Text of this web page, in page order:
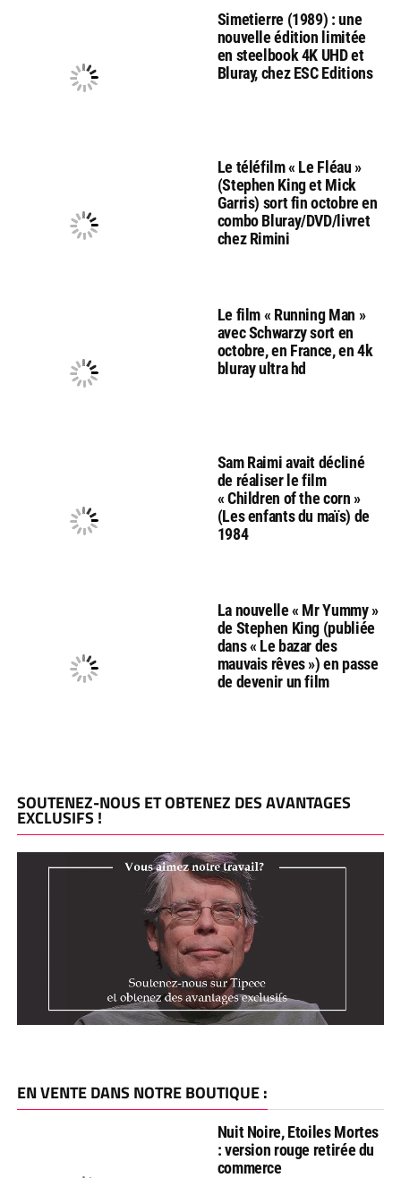
Simetierre (1989) : une
nouvelle édition limitée
en steelbook 4K UHD et
Bluray, chez ESC Editions
Le téléfilm « Le Fléau »
(Stephen King et Mick
Garris) sort fin octobre en
combo Bluray/DVD/livret
chez Rimini
Le film « Running Man »
avec Schwarzy sort en
octobre, en France, en 4k
bluray ultra hd
Sam Raimi avait décliné
de réaliser le film
« Children of the corn »
(Les enfants du maïs) de
1984
La nouvelle « Mr Yummy »
de Stephen King (publiée
dans « Le bazar des
mauvais rêves ») en passe
de devenir un film
SOUTENEZ-NOUS ET OBTENEZ DES AVANTAGES
EXCLUSIFS !
EN VENTE DANS NOTRE BOUTIQUE :
Nuit Noire, Etoiles Mortes
: version rouge retirée du
commerce